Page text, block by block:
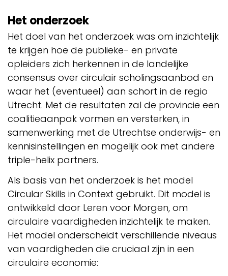
Het onderzoek
Het doel van het onderzoek was om inzichtelijk
te krijgen hoe de publieke- en private
opleiders zich herkennen in de landelijke
consensus over circulair scholingsaanbod en
waar het (eventueel) aan schort in de regio
Utrecht. Met de resultaten zal de provincie een
coalitieaanpak vormen en versterken, in
samenwerking met de Utrechtse onderwijs- en
kennisinstellingen en mogelijk ook met andere
triple-helix partners.
Als basis van het onderzoek is het model
Circular Skills in Context gebruikt. Dit model is
ontwikkeld door Leren voor Morgen, om
circulaire vaardigheden inzichtelijk te maken.
Het model onderscheidt verschillende niveaus
van vaardigheden die cruciaal zijn in een
circulaire economie: